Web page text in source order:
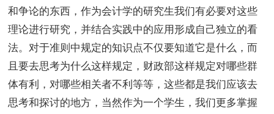
和争论的东西，作为会计学的研究生我们有必要对这些
理论进行研究，并结合实践中的应用形成自己独立的看
法。对于准则中规定的知识点不仅要知道它是什么，而
且要去思考为什么这样规定，财政部这样规定对哪些群
体有利，对哪些相关者不利等等，这些都是我们应该去
思考和探讨的地方，当然作为一个学生，我们更多掌握